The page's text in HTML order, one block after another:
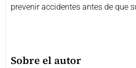
prevenir accidentes antes de que
Sobre el autor